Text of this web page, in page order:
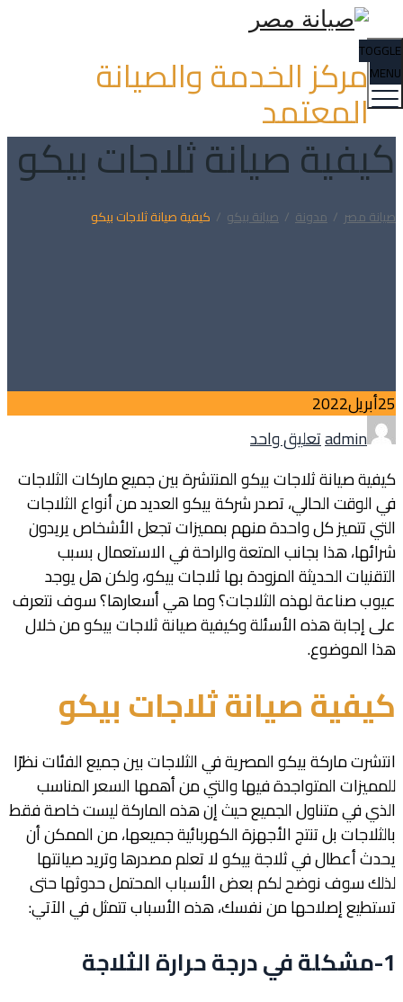
مركز الخدمة والصيانة
المعتمد
TOGGLE
MENU
كيفية صيانة ثلاجات بيكو
صيانة مصر / مدونة / صيانة بيكو / كيفية صيانة ثلاجات بيكو
25أبريل2022
Author
adminتعليق واحدكيفية
صيانة
ثلاجات
بيكو
كيفية صيانة ثلاجات بيكو المنتشرة بين جميع ماركات الثلاجات
في الوقت الحالي، تصدر شركة بيكو العديد من أنواع الثلاجات
التي تتميز كل واحدة منهم بمميزات تجعل الأشخاص يريدون
شرائها، هذا بجانب المتعة والراحة في الاستعمال بسبب
التقنيات الحديثة المزودة بها ثلاجات بيكو، ولكن هل يوجد
عيوب صناعة لهذه الثلاجات؟ وما هي أسعارها؟ سوف نتعرف
على إجابة هذه الأسئلة وكيفية صيانة ثلاجات بيكو من خلال
هذا الموضوع.
كيفية صيانة ثلاجات بيكو
انتشرت ماركة بيكو المصرية في الثلاجات بين جميع الفئات نظرًا
للمميزات المتواجدة فيها والتي من أهمها السعر المناسب
الذي في متناول الجميع حيث إن هذه الماركة ليست خاصة فقط
بالثلاجات بل تنتج الأجهزة الكهربائية جميعها، من الممكن أن
يحدث أعطال في ثلاجة بيكو لا تعلم مصدرها وتريد صيانتها
لذلك سوف نوضح لكم بعض الأسباب المحتمل حدوثها حتى
تستطيع إصلاحها من نفسك، هذه الأسباب تتمثل في الآتي:
1-مشكلة في درجة حرارة الثلاجة